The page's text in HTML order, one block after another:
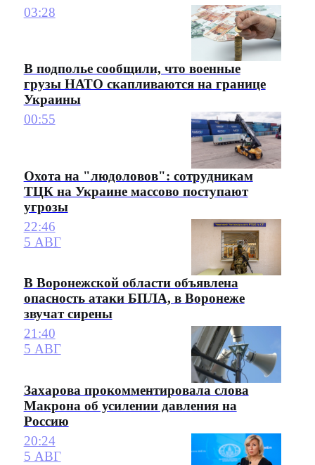
03:28
В подполье сообщили, что военные
грузы НАТО скапливаются на границе
Украины
00:55
Охота на "людоловов": сотрудникам
ТЦК на Украине массово поступают
угрозы
22:46
5 АВГ
В Воронежской области объявлена
опасность атаки БПЛА, в Воронеже
звучат сирены
21:40
5 АВГ
Захарова прокомментировала слова
Макрона об усилении давления на
Россию
20:24
5 АВГ